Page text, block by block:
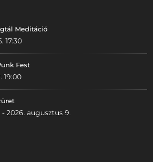
Meditáció
17:30
Fest
19:00
2026. augusztus 9.